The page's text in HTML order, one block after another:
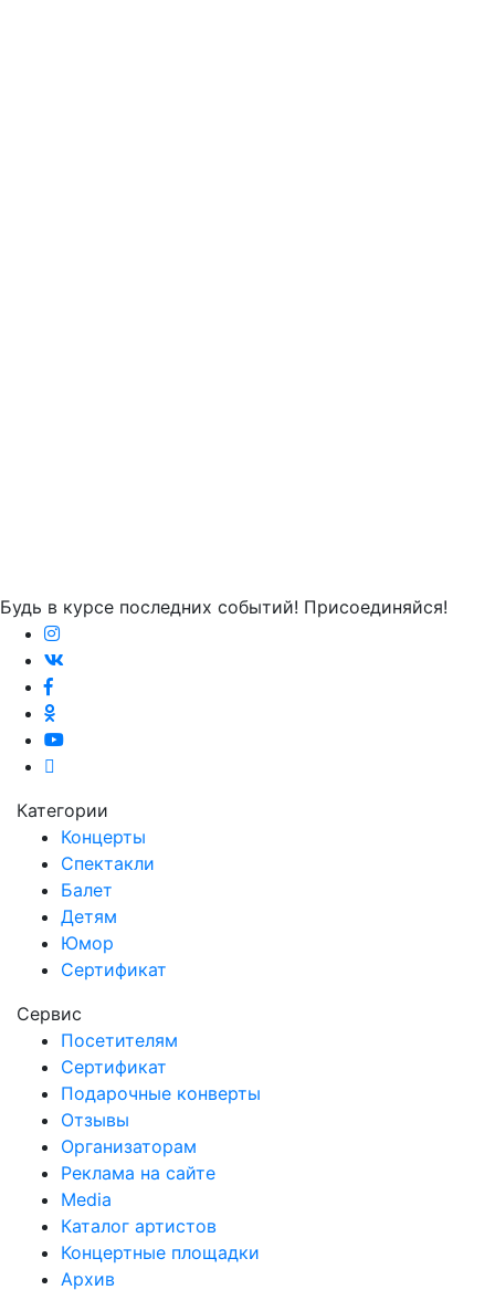
Будь в курсе последних событий! Присоединяйся!
Категории
Концерты
Спектакли
Балет
Детям
Юмор
Сертификат
Сервис
Посетителям
Сертификат
Подарочные конверты
Отзывы
Организаторам
Реклама на сайте
Media
Каталог артистов
Концертные площадки
Архив